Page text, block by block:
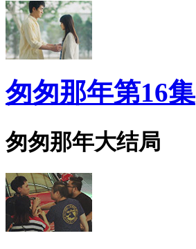
匆匆那年第16集
匆匆那年大结局